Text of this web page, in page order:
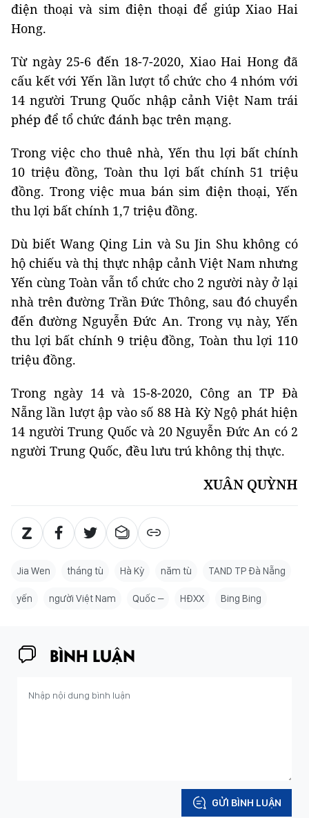
điện thoại và sim điện thoại để giúp Xiao Hai
Hong.
Từ ngày 25-6 đến 18-7-2020, Xiao Hai Hong đã
cấu kết với Yến lần lượt tổ chức cho 4 nhóm với
14 người Trung Quốc nhập cảnh Việt Nam trái
phép để tổ chức đánh bạc trên mạng.
Trong việc cho thuê nhà, Yến thu lợi bất chính
10 triệu đồng, Toàn thu lợi bất chính 51 triệu
đồng. Trong việc mua bán sim điện thoại, Yến
thu lợi bất chính 1,7 triệu đồng.
Dù biết Wang Qing Lin và Su Jin Shu không có
hộ chiếu và thị thực nhập cảnh Việt Nam nhưng
Yến cùng Toàn vẫn tổ chức cho 2 người này ở lại
nhà trên đường Trần Đức Thông, sau đó chuyển
đến đường Nguyễn Đức An. Trong vụ này, Yến
thu lợi bất chính 9 triệu đồng, Toàn thu lợi 110
triệu đồng.
Trong ngày 14 và 15-8-2020, Công an TP Đà
Nẵng lần lượt ập vào số 88 Hà Kỳ Ngộ phát hiện
14 người Trung Quốc và 20 Nguyễn Đức An có 2
người Trung Quốc, đều lưu trú không thị thực.
XUÂN QUỲNH
Jia Wen tháng tù Hà Kỳ năm tù TAND TP Đà Nẵng
yến người Việt Nam Quốc – HĐXX Bing Bing
BÌNH LUẬN
GỬI BÌNH LUẬN